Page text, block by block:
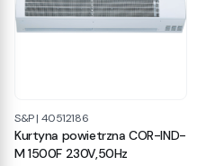
S&P| 40512186
Kurtyna powietrzna COR-IND-
M 1500F 230V,50Hz